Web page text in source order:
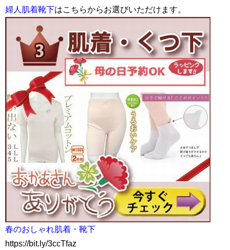
婦人肌着靴下はこちらからお選びいただけます。
春のおしゃれ肌着・靴下
https://bit.ly/3ccTfaz